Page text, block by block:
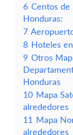
6 Centos de
Honduras:
7
8 Hoteles
9 Otros
Honduras
10 Mapa
alrededores
11
Mapa
alrededores